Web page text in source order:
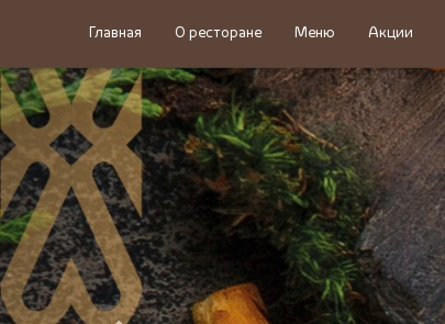
Главная О ресторане Меню Акции